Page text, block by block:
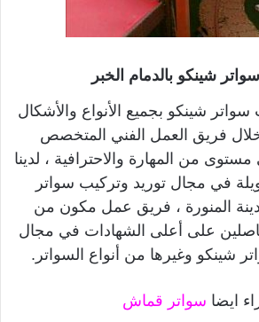
شينكو بالدمام الخبر
شينكو بجميع الأنواع والأشكال
فريق العمل الفني المتخصص
من المهارة والاحترافية ، لدينا
في مجال توريد وتركيب سواتر
المنورة ، فريق عمل مكون من
على أعلى الشهادات في مجال
شينكو وغيرها من أنواع السواتر.
ايضا سواتر قماش